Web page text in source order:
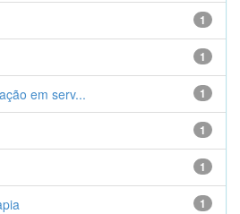
1
1
1
em serv...
1
1
1